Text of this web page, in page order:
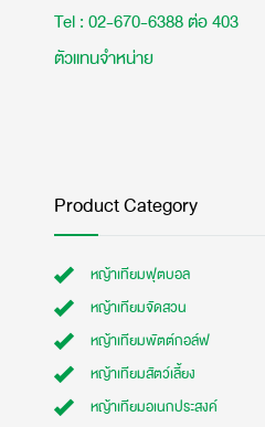
Tel : 02-670-6388 ต่อ 403
ตัวแทนจำหน่าย
Product Category
หญ้าเทียมฟุตบอล
หญ้าเทียมจัดสวน
หญ้าเทียมพัตต์กอล์ฟ
หญ้าเทียมสัตว์เลี้ยง
หญ้าเทียมอเนกประสงค์